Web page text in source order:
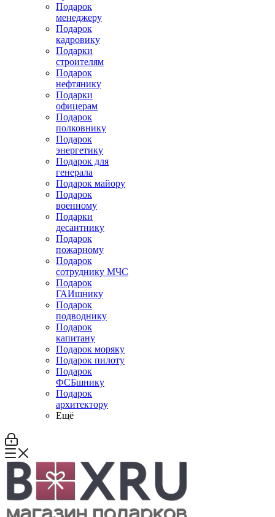
Подарок
менеджеру
Подарок
кадровику
Подарки
строителям
Подарок
нефтянику
Подарки
офицерам
Подарок
полковнику
Подарок
энергетику
Подарок для
генерала
Подарок майору
Подарок
военному
Подарки
десантнику
Подарок
пожарному
Подарок
сотруднику МЧС
Подарок
ГАИшнику
Подарок
подводнику
Подарок
капитану
Подарок моряку
Подарок пилоту
Подарок
ФСБшнику
Подарок
архитектору
Ещё